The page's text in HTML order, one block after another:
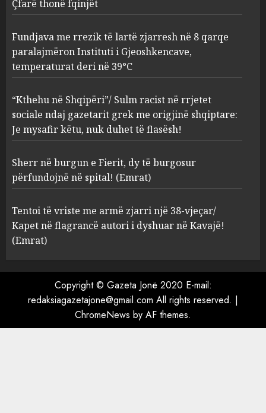
2
deri në 39°C
“Kthehu në Shqipëri”/ Sulm
racist në rrjetet sociale ndaj
gazetarit grek me origjinë
shqiptare: Je mysafir këtu,
nuk duhet të flasësh!
AUGUST 8, 2026
burgosur përfundojnë në
spital! (Emrat)
AUGUST 8, 2026
AUGUST 8, 2026
Çfarë thonë fqinjët
Fundjava me rrezik të lartë zjarresh në 8 qarqe
paralajmëron Instituti i Gjeoshkencave,
temperaturat deri në 39°C
“Kthehu në Shqipëri”/ Sulm racist në rrjetet
sociale ndaj gazetarit grek me origjinë shqiptare:
Je mysafir këtu, nuk duhet të flasësh!
Sherr në burgun e Fierit, dy të burgosur
përfundojnë në spital! (Emrat)
Tentoi të vriste me armë zjarri një 38-vjeçar/
Kapet në flagrancë autori i dyshuar në Kavajë!
(Emrat)
Copyright © Gazeta Jonë 2020 E-mail:
redaksiagazetajone@gmail.com All rights reserved. |
ChromeNews by AF themes.